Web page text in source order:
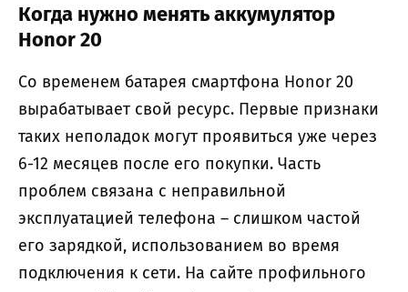
Когда нужно менять аккумулятор
Honor 20
Со временем батарея смартфона Honor 20
вырабатывает свой ресурс. Первые признаки
таких неполадок могут проявиться уже через
6-12 месяцев после его покупки. Часть
проблем связана с неправильной
эксплуатацией телефона – слишком частой
его зарядкой, использованием во время
подключения к сети. На сайте профильного